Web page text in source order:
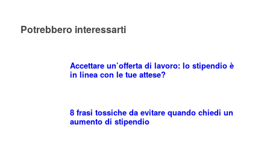
Potrebbero interessarti
Accettare un’offerta di lavoro: lo stipendio è
in linea con le tue attese?
8 frasi tossiche da evitare quando chiedi un
aumento di stipendio